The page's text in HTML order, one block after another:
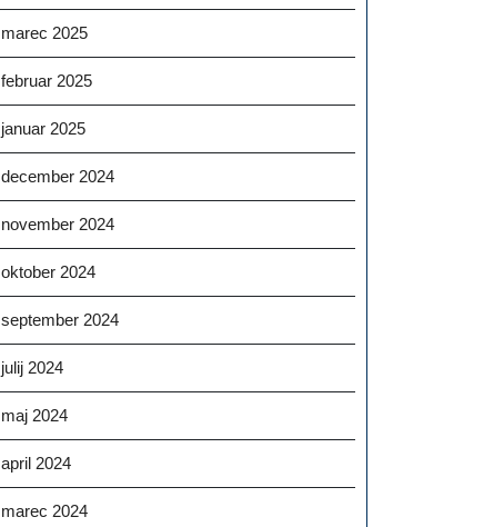
marec 2025
februar 2025
januar 2025
december 2024
november 2024
oktober 2024
september 2024
julij 2024
maj 2024
april 2024
marec 2024